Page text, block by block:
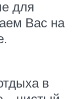
для
Вас на
в